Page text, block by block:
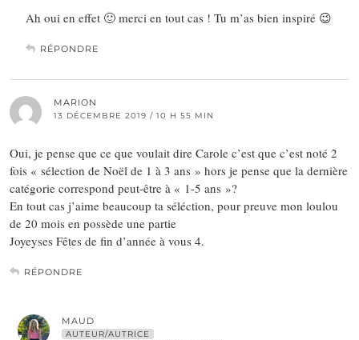
Ah oui en effet 🙂 merci en tout cas ! Tu m’as bien inspiré 😉
RÉPONDRE
MARION
13 DÉCEMBRE 2019 / 10 H 55 MIN
Oui, je pense que ce que voulait dire Carole c’est que c’est noté 2
fois « sélection de Noël de 1 à 3 ans » hors je pense que la dernière
catégorie correspond peut-être à « 1-5 ans »?
En tout cas j’aime beaucoup ta séléction, pour preuve mon loulou
de 20 mois en possède une partie
Joyeyses Fêtes de fin d’année à vous 4.
RÉPONDRE
MAUD
AUTEUR/AUTRICE